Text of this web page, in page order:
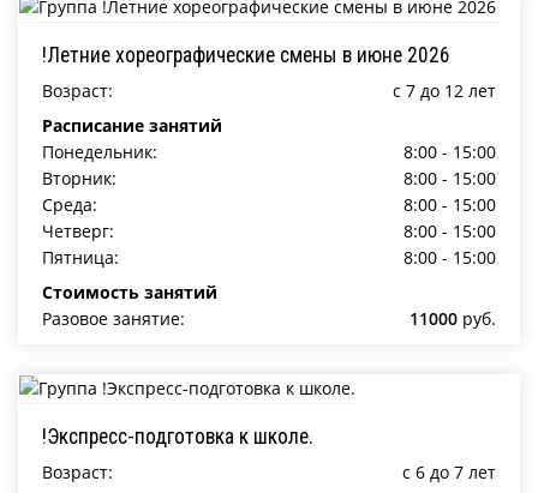
!Летние хореографические смены в июне 2026
Возраст:
c 7 до 12 лет
Расписание занятий
Понедельник:
8:00 - 15:00
Вторник:
8:00 - 15:00
Среда:
8:00 - 15:00
Четверг:
8:00 - 15:00
Пятница:
8:00 - 15:00
Стоимость занятий
Разовое занятие:
11000 руб.
!Экспресс-подготовка к школе.
Возраст:
c 6 до 7 лет